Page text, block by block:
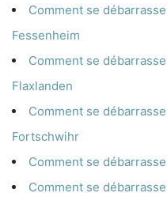
Comment se
Fessenheim
Comment se
Flaxlanden
Comment se
Fortschwihr
Comment se
Comment se